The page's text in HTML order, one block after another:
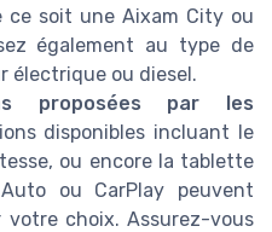
ce soit une Aixam City ou
également au type de
électrique ou diesel.
proposées par les
disponibles incluant le
ou encore la tablette
ou CarPlay peuvent
choix. Assurez-vous